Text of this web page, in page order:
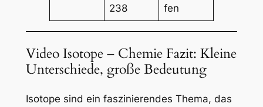
238
fen
Video Isotope – Chemie Fazit: Kleine
Unterschiede, große Bedeutung
Isotope sind ein faszinierendes Thema, das